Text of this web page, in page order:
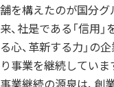
舗を構えたのが国分グ
来、社是である「信用
る心、革新する力」の
り事業を継続していま
事業継続の源泉は、創